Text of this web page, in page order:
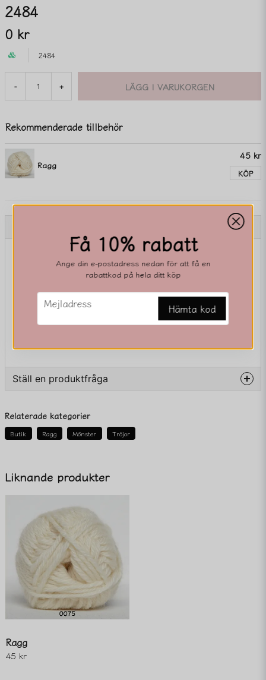
2484
0 kr
2484
- + LÄGG I VARUKORGEN
Rekommenderade tillbehör
Ragg
45 kr
KÖP
Liknande produkter
Ragg
45 kr
Beskrivning av 2484
Ställ en produktfråga
Fråga oss något om denna produkten...
Namn
emailMejladress
Ja, ni får publicera min fråga
Relaterade kategorier
Butik Ragg Mönster Tröjor
Få 10% rabatt
Ange din e-postadress nedan för att få en
rabattkod på hela ditt köp
email
Mejladress Hämta kod